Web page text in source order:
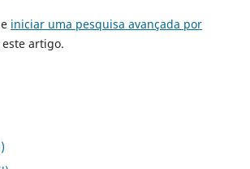
iniciar uma pesquisa avançada por
artigo.